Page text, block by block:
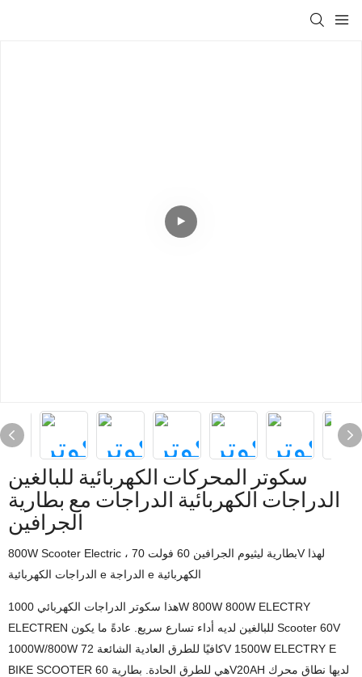
سكوتر المحركات الكهربائية للبالغين
الدراجات الكهربائية الدراجات مع بطارية
الجرافين
800W Scooter Electric ، بطارية ليثيوم الجرافين 60 فولت 70V لهذا
الدراجات الكهربائية e الدراجة e الكهربائية
هذا سكوتر الدراجات الكهربائي 1000W 800W 800W ELECTRY
ELECTREN للبالغين لديه أداء تسارع سريع. عادةً ما يكون Scooter 60V
1000W/800W كافيًا للطرق العادية الشائعة 72V 1500W ELECTRY E
BIKE SCOOTER هي للطرق الحادة. بطارية 60V20AH لديها نطاق محرك